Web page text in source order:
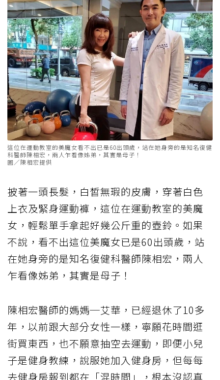
這位在運動教室的美魔女看不出已是60出頭歲，站在她身旁的是知名復健
科醫師陳相宏，兩人乍看像姊弟，其實是母子！
圖／陳相宏提供
披著一頭長髮，白皙無瑕的皮膚，穿著白色
上衣及緊身運動褲，這位在運動教室的美魔
女，輕鬆單手拿起好幾公斤重的壺鈴。如果
不說，看不出這位美魔女已是60出頭歲，站
在她身旁的是知名復健科醫師陳相宏，兩人
乍看像姊弟，其實是母子！
陳相宏醫師的媽媽─艾華，已經退休了10多
年，以前跟大部分女性一樣，寧願花時間逛
街買東西，也不願意抽空去運動，即便小兒
子是健身教練，說服她加入健身房，但每每
去健身房報到都在「混時間」，根本沒認真